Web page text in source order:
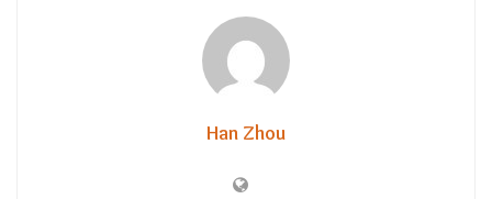
Han Zhou